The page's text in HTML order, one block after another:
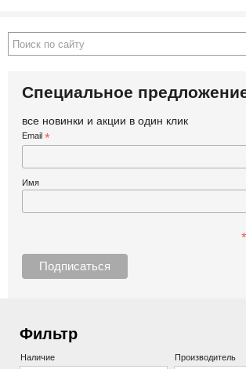
Фильтр
Наличие Производитель
Специальное
все новинки и акции в один клик
Email *
Имя
*